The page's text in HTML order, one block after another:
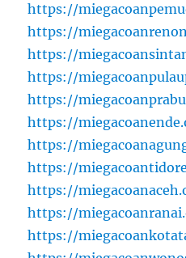
https://
https://
https://
https://
https://
https://
https://
https://
https://
https://
https://